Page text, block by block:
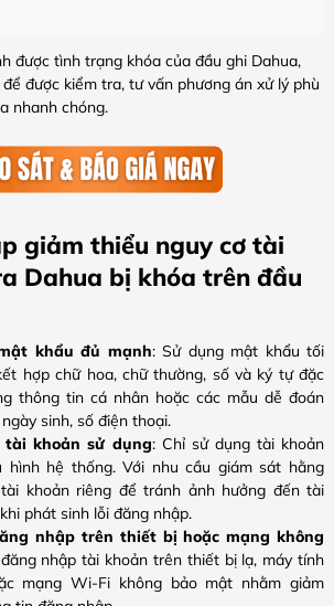
được tình trạng khóa của đầu ghi Dahua,
để được kiểm tra, tư vấn phương án xử lý phù
nhanh chóng.
giảm thiểu nguy cơ tài
Dahua bị khóa trên đầu
khẩu đủ mạnh: Sử dụng mật khẩu tối
hợp chữ hoa, chữ thường, số và ký tự đặc
thông tin cá nhân hoặc các mẫu dễ đoán
sinh, số điện thoại.
tài khoản sử dụng: Chỉ sử dụng tài khoản
hình hệ thống. Với nhu cầu giám sát hằng
khoản riêng để tránh ảnh hưởng đến tài
phát sinh lỗi đăng nhập.
nhập trên thiết bị hoặc mạng không
nhập tài khoản trên thiết bị lạ, máy tính
mạng Wi-Fi không bảo mật nhằm giảm